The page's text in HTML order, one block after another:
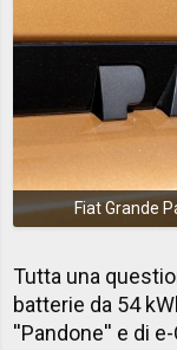
Fiat Grande
Tutta una
batterie da 54
''Pandone'' e di e-